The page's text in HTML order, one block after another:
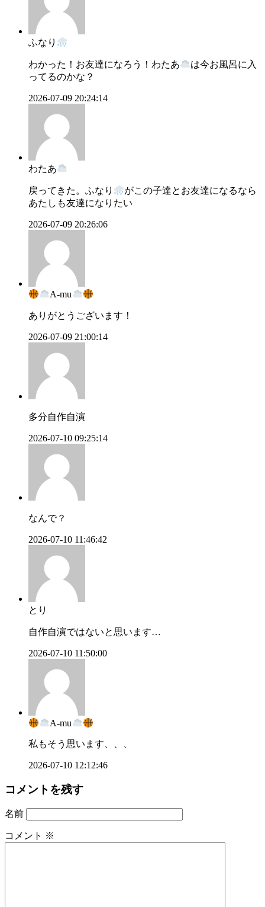
ふなり
わかった！お友達になろう！わたあ
は今お風呂に入
ってるのかな？
2026-07-09 20:24:14
わたあ
戻ってきた。ふなり
がこの子達とお友達になるなら
あたしも友達になりたい
2026-07-09 20:26:06
A-mu
ありがとうございます！
2026-07-09 21:00:14
多分自作自演
2026-07-10 09:25:14
なんで？
2026-07-10 11:46:42
とり
自作自演ではないと思います…
2026-07-10 11:50:00
A-mu
私もそう思います、、、
2026-07-10 12:12:46
コメントを残す
名前
コメント ※